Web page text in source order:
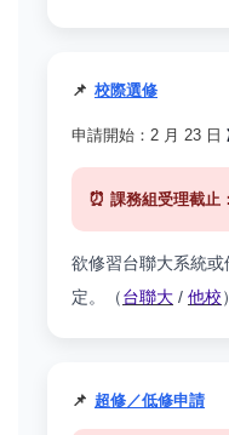
📌 校際選修
申請開始：2 月 23 日
⏰ 課務組受理截止
欲修習台聯大系統
定。（台聯大 / 他校）
📌 超修／低修申請